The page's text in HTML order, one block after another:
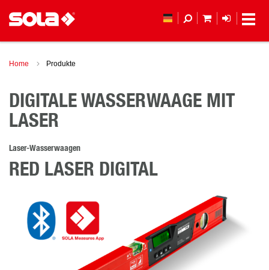
Home Produkte
DIGITALE WASSERWAAGE MIT
LASER
Laser-Wasserwaagen
RED LASER DIGITAL
MEIN